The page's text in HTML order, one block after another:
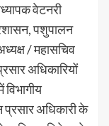
वेटनरी
पशुपालन
/ महासचिव
अधिकारियों
विभागीय
प्रसार अधिकारी के